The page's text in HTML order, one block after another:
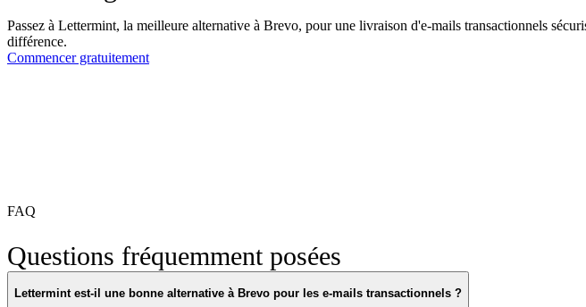
Passez à Lettermint, la meilleure alternative à Brevo, pour une livraison d'e-mails transactionnels
différence.
Commencer gratuitement
FAQ
Questions fréquemment posées
Lettermint est-il une bonne alternative à Brevo pour les e-mails transactionnels ?